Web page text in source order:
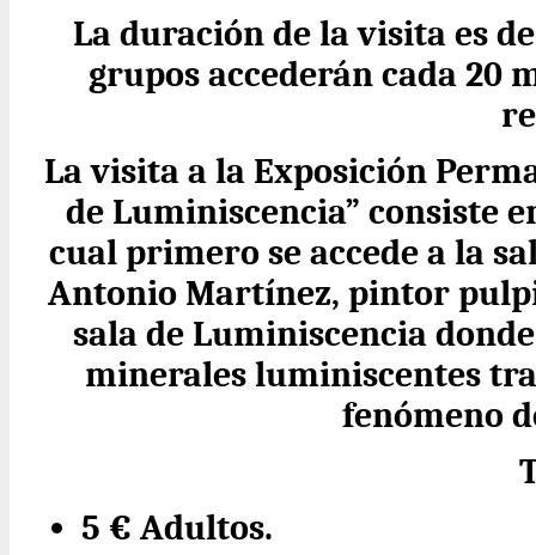
La duración de la visita es
grupos accederán cada
La visita a la Exposición
de Luminiscencia” consiste
cual primero se accede a la
Antonio Martínez, pintor
sala de Luminiscencia
minerales luminiscentes
fenómeno
5 € Adultos.